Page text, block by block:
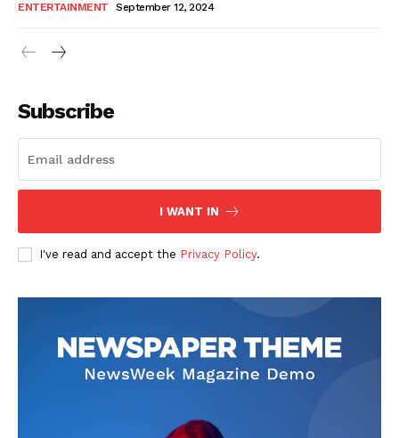
ENTERTAINMENT September 12, 2024
Subscribe
I WANT IN
I've read and accept the Privacy Policy.